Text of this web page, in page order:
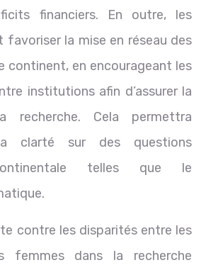
financiers. En outre, les
favoriser la mise en réseau des
continent, en encourageant les
institutions afin d’assurer la
recherche. Cela permettra
la clarté sur des questions
telles que le
contre les disparités entre les
femmes dans la recherche